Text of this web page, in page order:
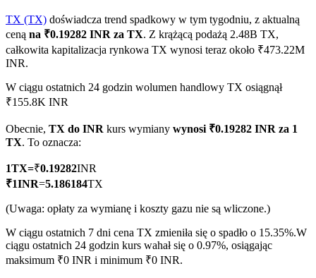
Kontrakty terminowe COIN-M
Instrumenty pochodne na akcje, forex, metale szlachetne i
TX (TX) doświadcza trend spadkowy w tym tygodniu, z aktualną
ceną na ₹0.19282 INR za TX. Z krążącą podażą 2.48B TX,
całkowita kapitalizacja rynkowa TX wynosi teraz około ₹473.22M
INR.
W ciągu ostatnich 24 godzin wolumen handlowy TX osiągnął
₹155.8K INR
Obecnie, TX do INR kurs wymiany wynosi ₹0.19282 INR za 1
TX. To oznacza:
1TX=₹0.19282INR
₹1INR=5.186184TX
(Uwaga: opłaty za wymianę i koszty gazu nie są wliczone.)
W ciągu ostatnich 7 dni cena TX zmieniła się o spadło o 15.35%.W
ciągu ostatnich 24 godzin kurs wahał się o 0.97%, osiągając
maksimum ₹0 INR i minimum ₹0 INR.